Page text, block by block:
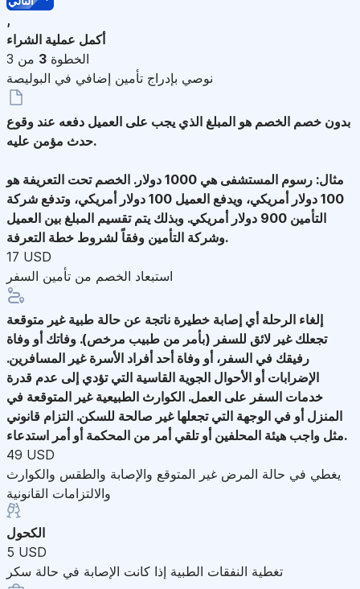
,
أكمل عملية الشراء
الخطوة 3 من 3
نوصي بإدراج تأمين إضافي في البوليصة
بدون خصم الخصم هو المبلغ الذي يجب على العميل دفعه عند وقوع
حدث مؤمن عليه.
مثال: رسوم المستشفى هي 1000 دولار. الخصم تحت التعريفة هو
100 دولار أمريكي، ويدفع العميل 100 دولار أمريكي، وتدفع شركة
التأمين 900 دولار أمريكي. وبذلك يتم تقسيم المبلغ بين العميل
وشركة التأمين وفقاً لشروط خطة التعرفة.
17 USD
استبعاد الخصم من تأمين السفر
إلغاء الرحلة أي إصابة خطيرة ناتجة عن حالة طبية غير متوقعة
تجعلك غير لائق للسفر (بأمر من طبيب مرخص). وفاتك أو وفاة
رفيقك في السفر، أو وفاة أحد أفراد الأسرة غير المسافرين.
الإضرابات أو الأحوال الجوية القاسية التي تؤدي إلى عدم قدرة
خدمات السفر على العمل. الكوارث الطبيعية غير المتوقعة في
المنزل أو في الوجهة التي تجعلها غير صالحة للسكن. التزام قانوني
مثل واجب هيئة المحلفين أو تلقي أمر من المحكمة أو أمر استدعاء.
49 USD
يغطي في حالة المرض غير المتوقع والإصابة والطقس والكوارث
والالتزامات القانونية
الكحول
5 USD
تغطية النفقات الطبية إذا كانت الإصابة في حالة سكر